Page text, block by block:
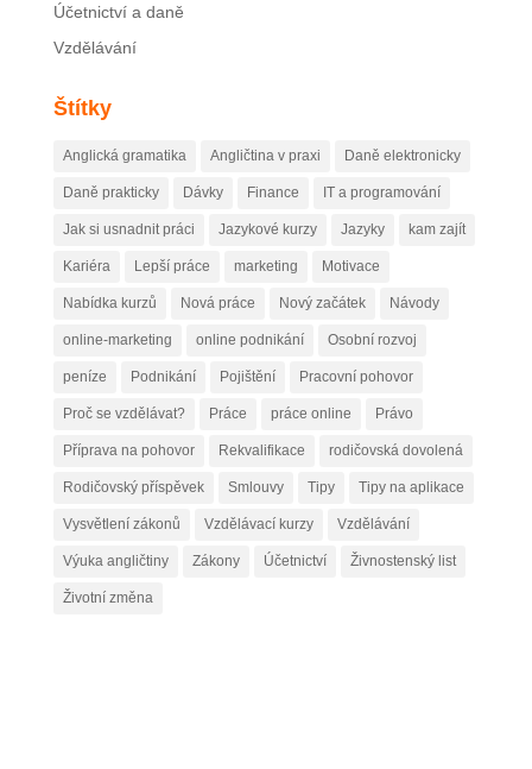
Účetnictví a daně
Vzdělávání
Štítky
Anglická gramatika Angličtina v praxi Daně elektronicky
Daně prakticky Dávky Finance IT a programování
Jak si usnadnit práci Jazykové kurzy Jazyky kam zajít
Kariéra Lepší práce marketing Motivace
Nabídka kurzů Nová práce Nový začátek Návody
online-marketing online podnikání Osobní rozvoj
peníze Podnikání Pojištění Pracovní pohovor
Proč se vzdělávat? Práce práce online Právo
Příprava na pohovor Rekvalifikace rodičovská dovolená
Rodičovský příspěvek Smlouvy Tipy Tipy na aplikace
Vysvětlení zákonů Vzdělávací kurzy Vzdělávání
Výuka angličtiny Zákony Účetnictví Živnostenský list
Životní změna